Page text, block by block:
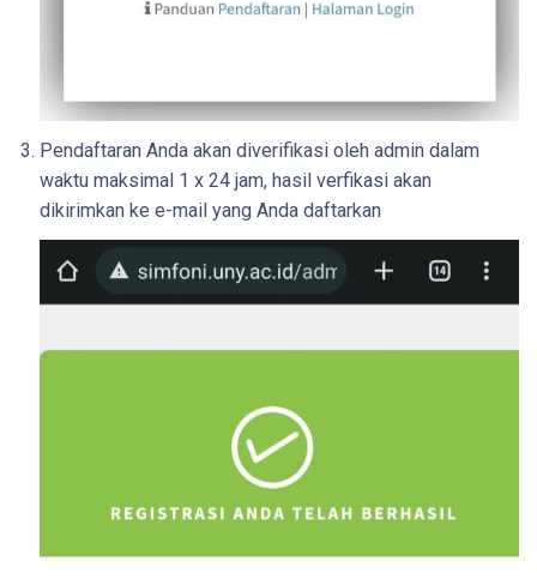
Pendaftaran Anda akan diverifikasi oleh admin dalam
waktu maksimal 1 x 24 jam, hasil verfikasi akan
dikirimkan ke e-mail yang Anda daftarkan